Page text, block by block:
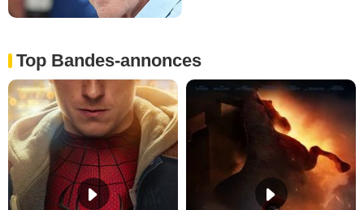
Top Bandes-annonces